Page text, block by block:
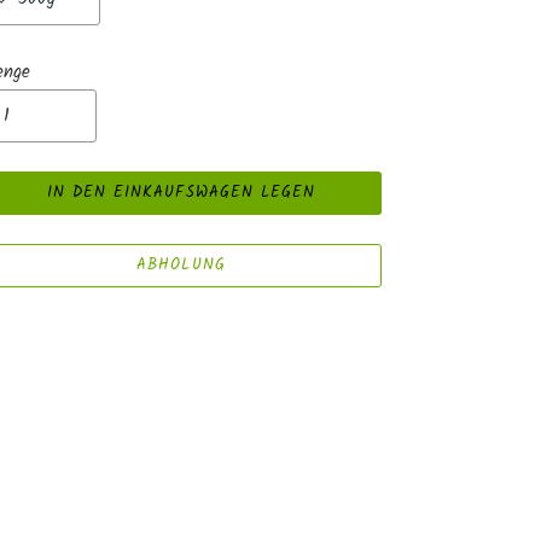
IN DEN EINKAUFSWAGEN LEGEN
ABHOLUNG